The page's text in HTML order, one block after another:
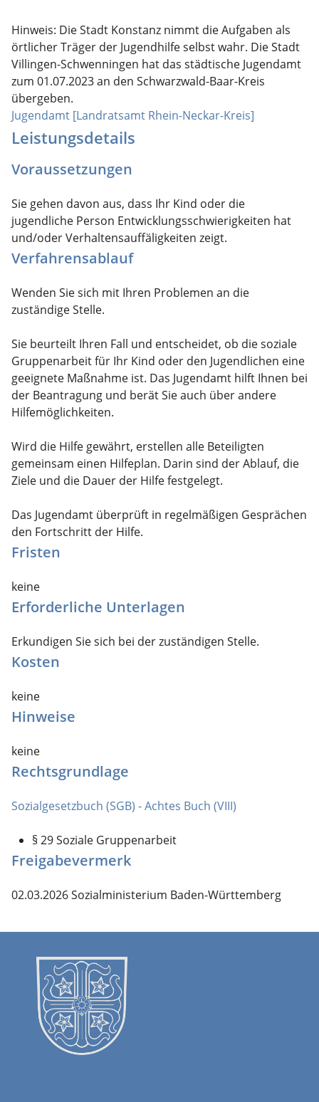
Hinweis: Die Stadt Konstanz nimmt die Aufgaben als
örtlicher Träger der Jugendhilfe selbst wahr. Die Stadt
Villingen-Schwenningen hat das städtische Jugendamt
zum 01.07.2023 an den Schwarzwald-Baar-Kreis
übergeben.
Jugendamt [Landratsamt Rhein-Neckar-Kreis]
Leistungsdetails
Voraussetzungen
Sie gehen davon aus, dass Ihr Kind oder die
jugendliche Person Entwicklungsschwierigkeiten hat
und/oder Verhaltensauffäligkeiten zeigt.
Verfahrensablauf
Wenden Sie sich mit Ihren Problemen an die
zuständige Stelle.
Sie beurteilt Ihren Fall und entscheidet, ob die soziale
Gruppenarbeit für Ihr Kind oder den Jugendlichen eine
geeignete Maßnahme ist. Das Jugendamt hilft Ihnen bei
der Beantragung und berät Sie auch über andere
Hilfemöglichkeiten.
Wird die Hilfe gewährt, erstellen alle Beteiligten
gemeinsam einen Hilfeplan. Darin sind der Ablauf, die
Ziele und die Dauer der Hilfe festgelegt.
Das Jugendamt überprüft in regelmäßigen Gesprächen
den Fortschritt der Hilfe.
Fristen
keine
Erforderliche Unterlagen
Erkundigen Sie sich bei der zuständigen Stelle.
Kosten
keine
Hinweise
keine
Rechtsgrundlage
Sozialgesetzbuch (SGB) - Achtes Buch (VIII)
§ 29Soziale Gruppenarbeit
Freigabevermerk
02.03.2026 Sozialministerium Baden-Württemberg